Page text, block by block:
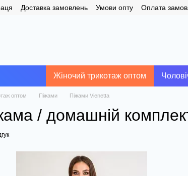
Доставка замовлень Умови опту Оплата
Жіночий трикотаж оптом
оптом Піжами Піжами Vienetta
/ домашній